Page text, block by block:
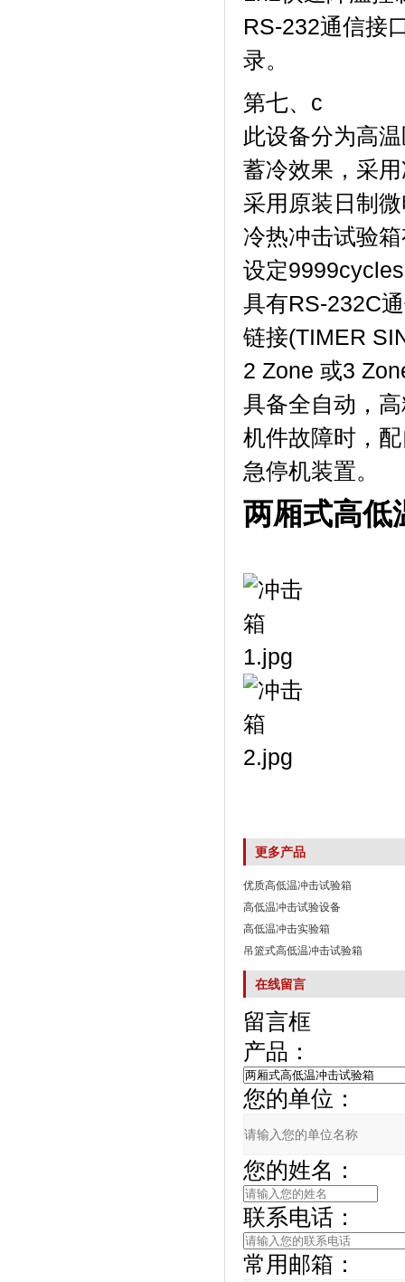
RS-232通信接
录。
第七、c
此设备分为高温
蓄冷效果，
采用原装日制微
冷热冲击试验箱
设定
具有RS-232C通
链接(TIMER
2 Zone 或3
具备全自动，高
机件故障时，
急停机装置。
两厢式高低
更多产品
优质高低温冲击试验箱
高低温冲击试验设备
高低温冲击实验箱
吊篮式高低温冲击试验箱
在线留言
留言框
产品：
您的单位：
您的姓名：
联系电话：
常用邮箱：